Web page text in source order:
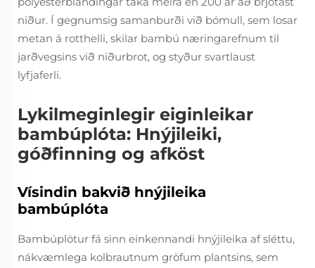
niður. Í gegnumsig samanburði við bómull, sem losar
metan á rotthelli, skilar bambú næringarefnum til
jarðvegsins við niðurbrot, og styður svartlaust
lyfjaferli.
Lykilmeginlegir eiginleikar
bambúplóta: Hnýjileiki,
góðfinning og afköst
Vísindin bakvið hnýjileika
bambúplóta
Bambúplötur fá sinn einkennandi hnýjileika af sléttu,
nákvæmlega kolbrautnum gröfum plantsins, sem